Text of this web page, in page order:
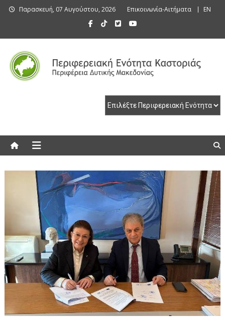
Skip
Παρασκευή, 07 Αυγούστου, 2026 Επικοινωνία-Αιτήματα EN